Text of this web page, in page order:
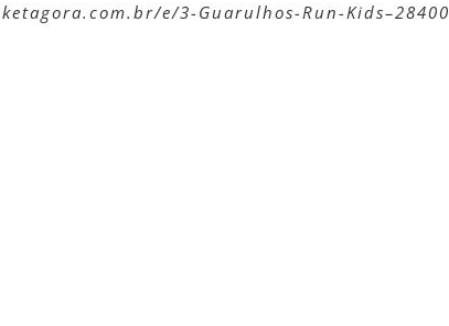
e/3-Guarulhos-Run-Kids–28400